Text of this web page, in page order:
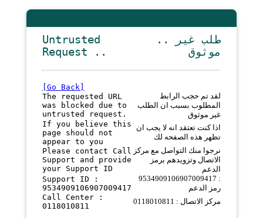
Untrusted
Request ..
.. طلب غير
موثوق
[Go Back]
The requested URL
was blocked due to
untrusted request.
لقد تم حجب الرابط
المطلوب بسبب ان الطلب
غير موثوق
If you believe this
page should not
appear to you
اذا كنت تعتقد انه لا يجب ان
تظهر هذه الصفحه لك
Please contact Call
Support and provide
your Support ID
نرجوا منك التواصل مع مركز
الاتصال وتزويدهم برمز
الدعم
Support ID :
9534909106907009417
9534909106907009417 :
رمز الدعم
Call Center :
0118010811
مركز الاتصال : 0118010811